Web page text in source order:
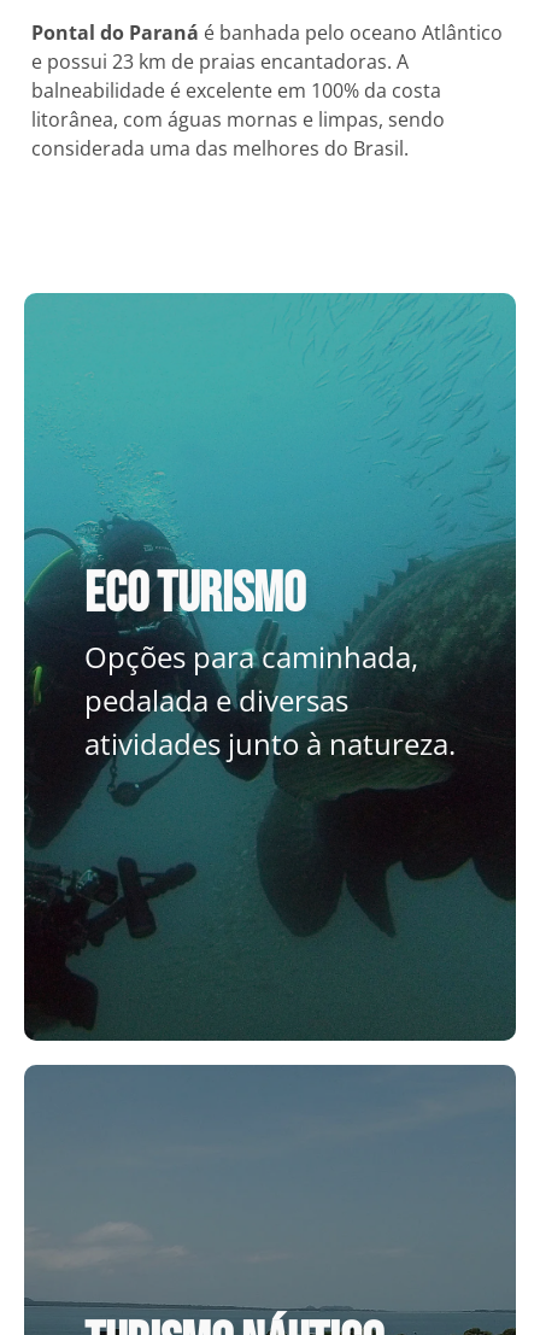
Pontal do Paraná é banhada pelo oceano Atlântico
e possui 23 km de praias encantadoras. A
balneabilidade é excelente em 100% da costa
litorânea, com águas mornas e limpas, sendo
considerada uma das melhores do Brasil.
Eco turismo
Opções para caminhada,
pedalada e diversas
atividades junto à natureza.
Eco turismo
Opções para caminhada,
pedalada e diversas
atividades junto à natureza.
SAIBA MAIS
Turismo náutico